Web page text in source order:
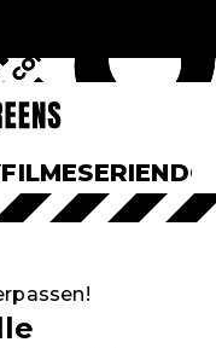
FILMESERIEN